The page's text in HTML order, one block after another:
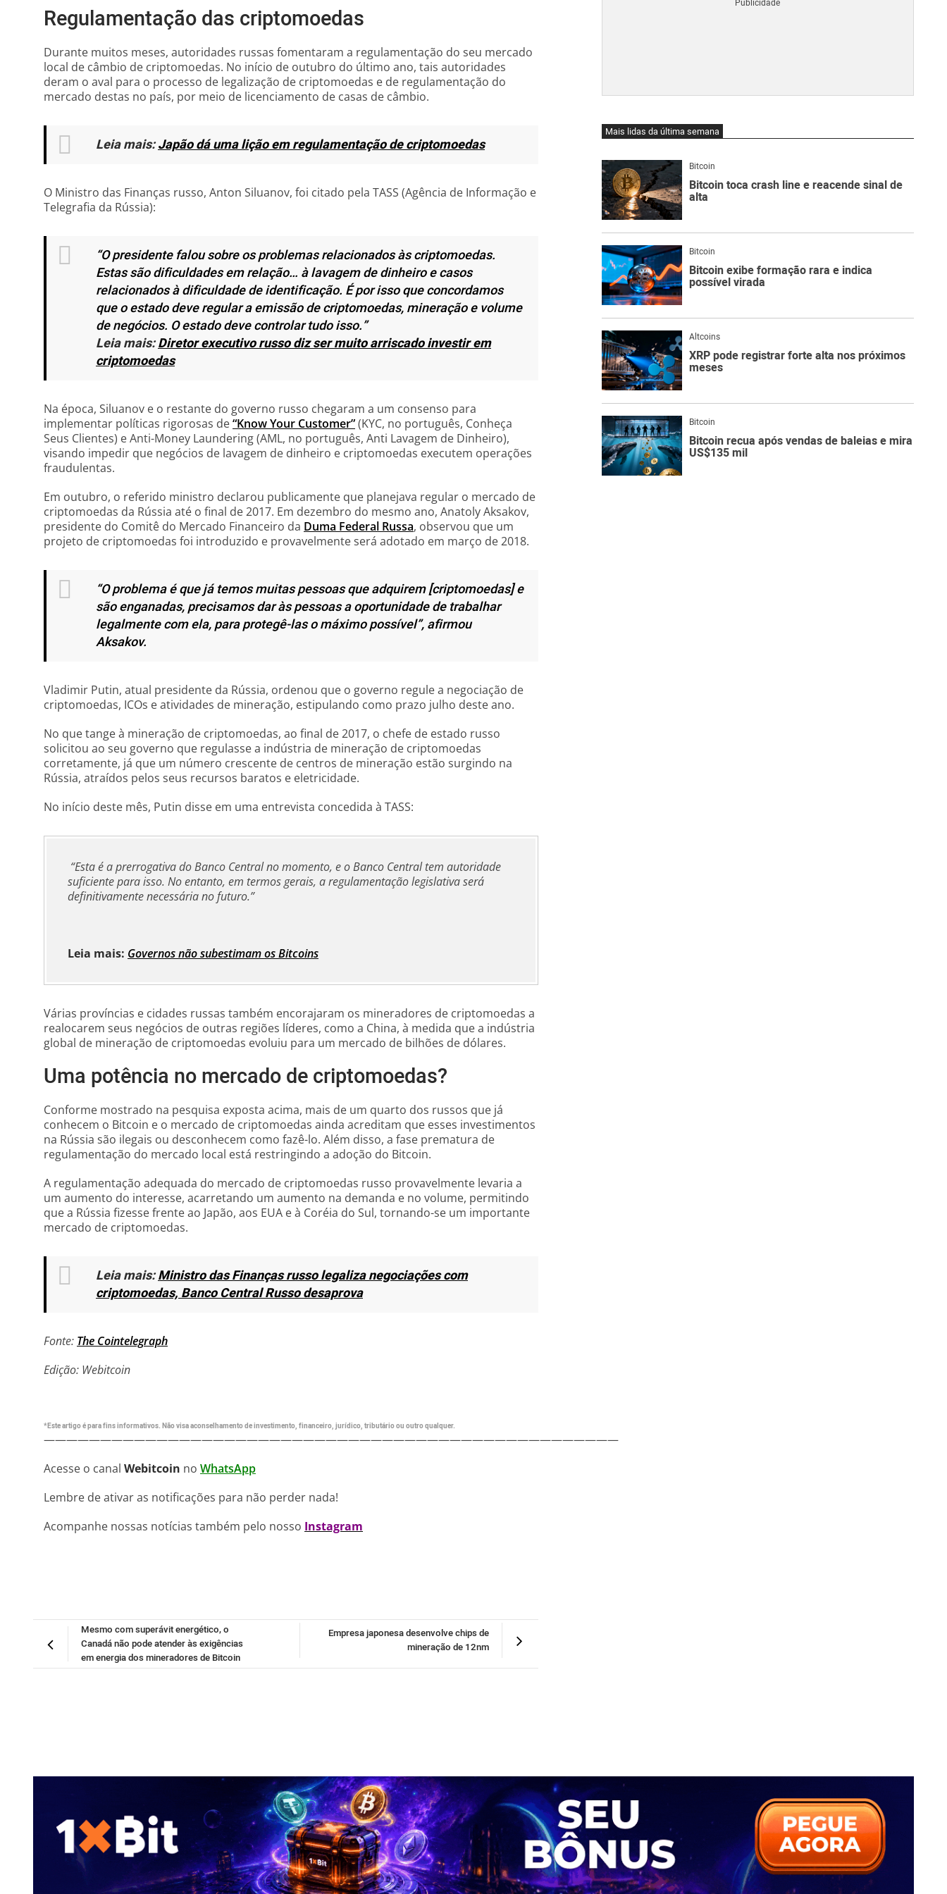
Regulamentação das criptomoedas
Durante muitos meses, autoridades russas fomentaram a regulamentação do seu mercado
local de câmbio de criptomoedas. No início de outubro do último ano, tais autoridades
deram o aval para o processo de legalização de criptomoedas e de regulamentação do
mercado destas no país, por meio de licenciamento de casas de câmbio.
Leia mais:Japão dá uma lição em regulamentação de criptomoedas
O Ministro das Finanças russo, Anton Siluanov, foi citado pela TASS (Agência de Informação e
Telegrafia da Rússia):
“O presidente falou sobre os problemas relacionados às criptomoedas.
Estas são dificuldades em relação… à lavagem de dinheiro e casos
relacionados à dificuldade de identificação. É por isso que concordamos
que o estado deve regular a emissão de criptomoedas, mineração e volume
de negócios. O estado deve controlar tudo isso.”
Leia mais:Diretor executivo russo diz ser muito arriscado investir em
criptomoedas
Na época, Siluanov e o restante do governo russo chegaram a um consenso para
implementar políticas rigorosas de“Know Your Customer”(KYC, no português, Conheça
Seus Clientes) e Anti-Money Laundering (AML, no português, Anti Lavagem de Dinheiro),
visando impedir que negócios de lavagem de dinheiro e criptomoedas executem operações
fraudulentas.
Em outubro, o referido ministro declarou publicamente que planejava regular o mercado de
criptomoedas da Rússia até o final de 2017. Em dezembro do mesmo ano, Anatoly Aksakov,
presidente do Comitê do Mercado Financeiro da Duma Federal Russa, observou que um
projeto de criptomoedas foi introduzido e provavelmente será adotado em março de 2018.
“O problema é que já temos muitas pessoas que adquirem [criptomoedas] e
são enganadas, precisamos dar às pessoas a oportunidade de trabalhar
legalmente com ela, para protegê-las o máximo possível”,afirmou
Aksakov.
Vladimir Putin, atual presidente da Rússia, ordenou que o governo regule a negociação de
criptomoedas, ICOs e atividades de mineração, estipulando como prazo julho deste ano.
No que tange à mineração de criptomoedas, ao final de 2017, o chefe de estado russo
solicitou ao seu governo que regulasse a indústria de mineração de criptomoedas
corretamente, já que um número crescente de centros de mineração estão surgindo na
Rússia, atraídos pelos seus recursos baratos e eletricidade.
No início deste mês, Putin disse em uma entrevista concedida à TASS:
“Esta é a prerrogativa do Banco Central no momento, e o Banco Central tem autoridade
suficiente para isso. No entanto, em termos gerais, a regulamentação legislativa será
definitivamente necessária no futuro.”
Leia mais: Governos não subestimam os Bitcoins
Várias províncias e cidades russas também encorajaram os mineradores de criptomoedas a
realocarem seus negócios de outras regiões líderes, como a China, à medida que a indústria
global de mineração de criptomoedas evoluiu para um mercado de bilhões de dólares.
Uma potência no mercado de criptomoedas?
Conforme mostrado na pesquisa exposta acima, mais de um quarto dos russos que já
conhecem o Bitcoin e o mercado de criptomoedas ainda acreditam que esses investimentos
na Rússia são ilegais ou desconhecem como fazê-lo. Além disso, a fase prematura de
regulamentação do mercado local está restringindo a adoção do Bitcoin.
A regulamentação adequada do mercado de criptomoedas russo provavelmente levaria a
um aumento do interesse, acarretando um aumento na demanda e no volume, permitindo
que a Rússia fizesse frente ao Japão, aos EUA e à Coréia do Sul, tornando-se um importante
mercado de criptomoedas.
Leia mais:Ministro das Finanças russo legaliza negociações com
criptomoedas, Banco Central Russo desaprova
Fonte: The Cointelegraph
Edição: Webitcoin
*Este artigo é para fins informativos. Não visa aconselhamento de investimento, financeiro, jurídico, tributário ou outro qualquer.
———————————————————————————————————————————————————
Acesse o canal Webitcoin no WhatsApp
Lembre de ativar as notificações para não perder nada!
Acompanhe nossas notícias também pelo nosso Instagram
Empresa japonesa desenvolve chips de
mineração de 12nm
Mesmo com superávit energético, o
Canadá não pode atender às exigências
em energia dos mineradores de Bitcoin
Mais lidas da última semana
Bitcoin
Bitcoin toca crash line e reacende sinal de
alta
Bitcoin
Bitcoin exibe formação rara e indica
possível virada
Altcoins
XRP pode registrar forte alta nos próximos
meses
Bitcoin
Bitcoin recua após vendas de baleias e mira
US$135 mil